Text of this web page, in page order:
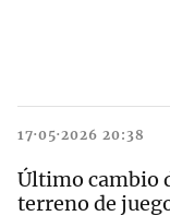
17·05·2026 20:38
Último cambio
terreno de